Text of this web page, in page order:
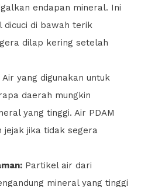
endapan mineral. Ini
dicuci di bawah terik
dilap kering setelah
Air yang digunakan untuk
daerah mungkin
yang tinggi. Air PDAM
jejak jika tidak segera
Partikel air dari
mineral yang tinggi